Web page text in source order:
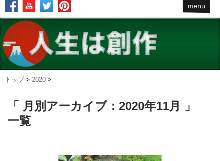
menu
トップ > 2020 >
「 月別アーカイブ：2020年11月 」
一覧